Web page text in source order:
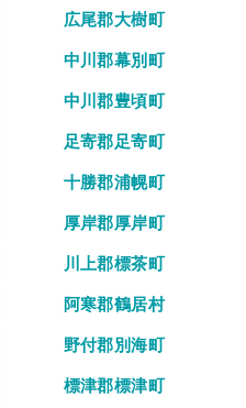
広尾郡大樹町
中川郡幕別町
中川郡豊頃町
足寄郡足寄町
十勝郡浦幌町
厚岸郡厚岸町
川上郡標茶町
阿寒郡鶴居村
野付郡別海町
標津郡標津町